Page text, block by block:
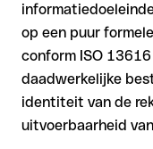
op een puur
conform ISO
daadwerkelijke
identiteit van de
uitvoerbaarheid